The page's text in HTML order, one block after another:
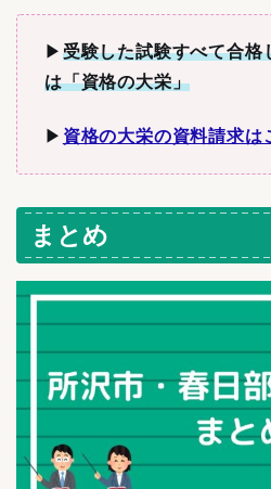
▶︎ 受験した試験すべて合格
は「資格の大栄」
▶︎ 資格の大栄の資料請求は
まとめ